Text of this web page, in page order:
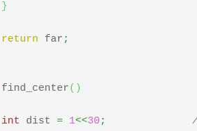
}
return far ;
find_center( )
int dist = 1<<30 ;